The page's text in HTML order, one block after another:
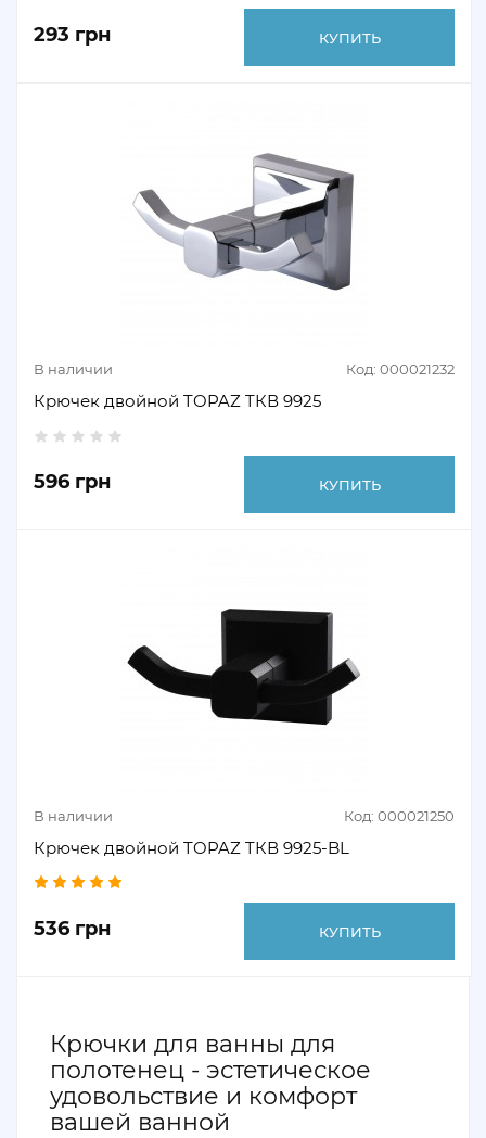
293 грн КУПИТЬ
В наличии Код: 000021232
Крючек двойной TOPAZ TКВ 9925
596 грн КУПИТЬ
В наличии Код: 000021250
Крючек двойной TOPAZ TКВ 9925-BL
536 грн КУПИТЬ
Крючки для ванны для
полотенец - эстетическое
удовольствие и комфорт
вашей ванной